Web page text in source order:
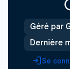
Géré par
Dernière
Se